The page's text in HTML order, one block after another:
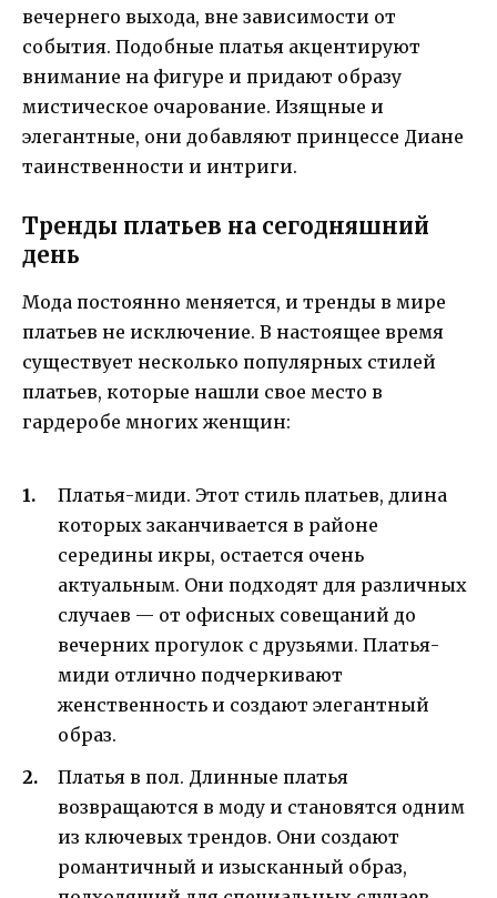
вечернего выхода, вне зависимости от
события. Подобные платья акцентируют
внимание на фигуре и придают образу
мистическое очарование. Изящные и
элегантные, они добавляют принцессе Диане
таинственности и интриги.
Тренды платьев на сегодняшний
день
Мода постоянно меняется, и тренды в мире
платьев не исключение. В настоящее время
существует несколько популярных стилей
платьев, которые нашли свое место в
гардеробе многих женщин:
Платья-миди. Этот стиль платьев, длина
которых заканчивается в районе
середины икры, остается очень
актуальным. Они подходят для различных
случаев — от офисных совещаний до
вечерних прогулок с друзьями. Платья-
миди отлично подчеркивают
женственность и создают элегантный
образ.
Платья в пол. Длинные платья
возвращаются в моду и становятся одним
из ключевых трендов. Они создают
романтичный и изысканный образ,